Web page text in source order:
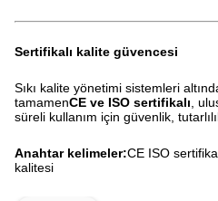
Sertifikalı kalite güvencesi
Sıkı kalite yönetimi sistemleri
tamamenCE ve ISO sertifikalı ,
süreli kullanım için güvenlik,
Anahtar kelimeler:CE ISO
kalitesi